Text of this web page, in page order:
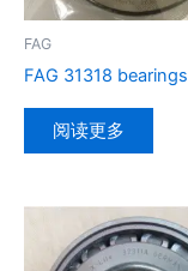
FAG
FAG 31318 bearings
阅读更多